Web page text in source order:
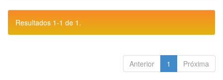
Resultados 1-1 de 1.
Anterior 1 Próxima